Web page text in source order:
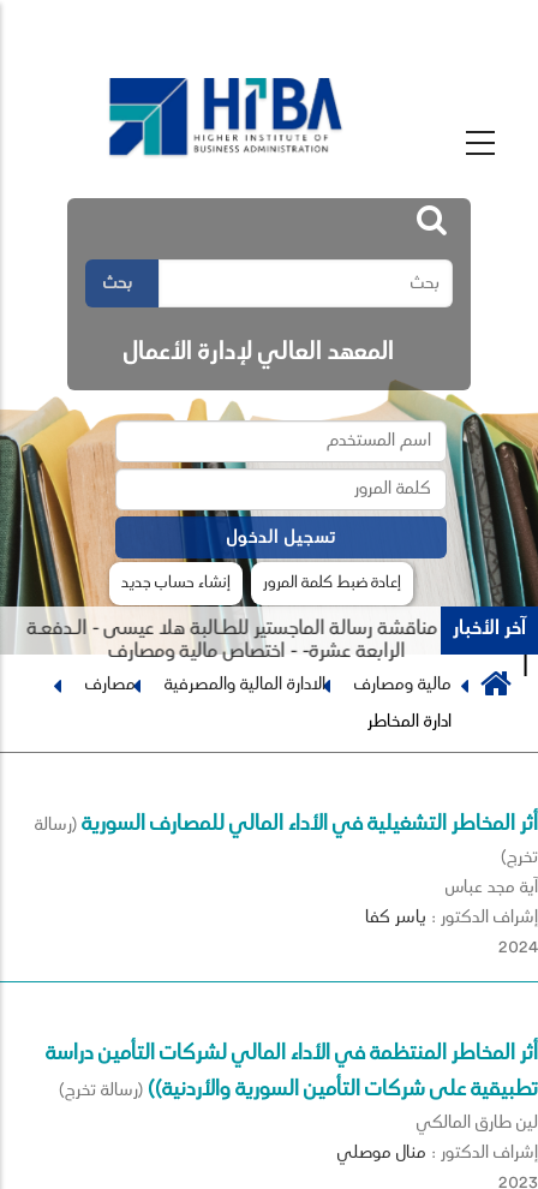
بحث
المعهد العالي لإدارة الأعمال
إنشاء حساب جديد إعادة ضبط كلمة المرور
آخر الأخبارجلسة مناقشة رسالة الماجستير للطـالبة هلا عيسى - الـدفعـة
الرابعة عشرة- - اختصاص مالية ومصارف
Previous
Breadcrumb
مالية ومصارف الادارة المالية والمصرفية
مصارف
ادارة المخاطر
أثر المخاطر التشغيلية في الأداء المالي للمصارف السورية(رسالة
تخرج)
آية مجد عباس
إشراف الدكتور : ياسر كفا
2024
أثر المخاطر المنتظمة في الأداء المالي لشركات التأمين دراسة
تطبيقية على شركات التأمين السورية والأردنية)) (رسالة تخرج)
لين طارق المالكي
إشراف الدكتور : منال موصلي